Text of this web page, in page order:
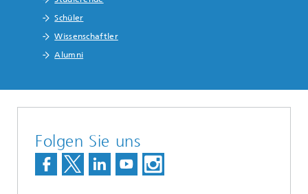
Schüler
Wissenschaftler
Alumni
Folgen Sie uns